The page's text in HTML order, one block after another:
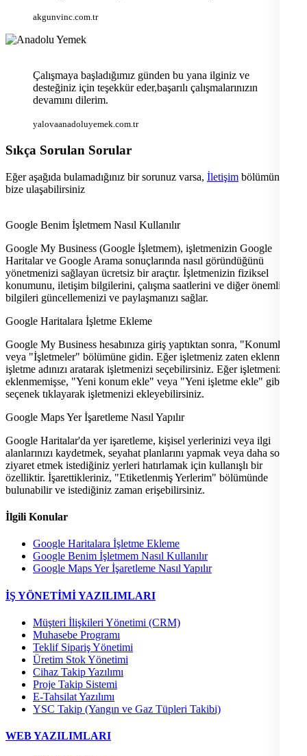
akgunvinc.com.tr
Çalışmaya başladığımız günden bu yana ilginiz ve
desteğiniz için teşekkür eder,başarılı çalışmalarınızın
devamını dilerim.
yalovaanadoluyemek.com.tr
Sıkça Sorulan Sorular
Eğer aşağıda bulamadığınız bir sorunuz varsa, İletişim bölümünden
bize ulaşabilirsiniz
Google Benim İşletmem Nasıl Kullanılır
Google My Business (Google İşletmem), işletmenizin Google
Haritalar ve Google Arama sonuçlarında nasıl göründüğünü
yönetmenizi sağlayan ücretsiz bir araçtır. İşletmenizin fiziksel
konumunu, iletişim bilgilerini, çalışma saatlerini ve diğer önemli
bilgileri güncellemenizi ve paylaşmanızı sağlar.
Google Haritalara İşletme Ekleme
Google My Business hesabınıza giriş yaptıktan sonra, "Konumlar"
veya "İşletmeler" bölümüne gidin. Eğer işletmeniz zaten eklenmişse,
işletme adınızı aratarak işletmenizi seçebilirsiniz. Eğer işletmeniz
eklenmemişse, "Yeni konum ekle" veya "Yeni işletme ekle" gibi bir
seçenek tıklayarak işletmenizi ekleyebilirsiniz.
Google Maps Yer İşaretleme Nasıl Yapılır
Google Haritalar'da yer işaretleme, kişisel yerlerinizi veya ilgi
alanlarınızı kaydetmek, seyahat planlarını yapmak veya daha sonra
ziyaret etmek istediğiniz yerleri hatırlamak için kullanışlı bir
özelliktir. İşarettikleriniz, "Etiketlenmiş Yerlerim" bölümünde
bulunabilir ve istediğiniz zaman erişebilirsiniz.
İlgili Konular
Google Haritalara İşletme Ekleme
Google Benim İşletmem Nasıl Kullanılır
Google Maps Yer İşaretleme Nasıl Yapılır
İŞ YÖNETİMİ YAZILIMLARI
Müşteri İlişkileri Yönetimi (CRM)
Muhasebe Programı
Teklif Sipariş Yönetimi
Üretim Stok Yönetimi
Cihaz Takip Yazılımı
Proje Takip Sistemi
E-Tahsilat Yazılımı
YSC Takip (Yangın ve Gaz Tüpleri Takibi)
WEB YAZILIMLARI